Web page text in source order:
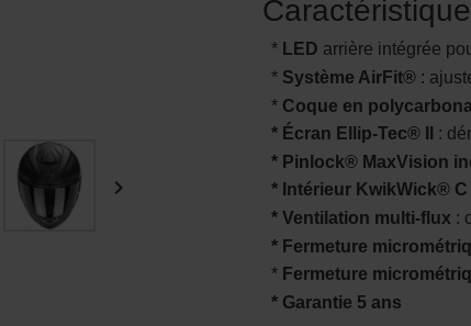

* LED arrière intégrée
* Système AirFit® :
* Coque en
* Écran Ellip-Tec® II
:
* Pinlock® MaxVision
* Intérieur KwikWick® C
* Ventilation multi-flux :
* Fermeture
* Fermeture
* Garantie 5 ans